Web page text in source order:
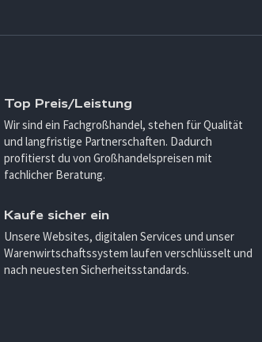
Top Preis/Leistung
Wir sind ein Fachgroßhandel, stehen für Qualität
und langfristige Partnerschaften. Dadurch
profitierst du von Großhandelspreisen mit
fachlicher Beratung.
Kaufe sicher ein
Unsere Websites, digitalen Services und unser
Warenwirtschaftssystem laufen verschlüsselt und
nach neuesten Sicherheitsstandards.